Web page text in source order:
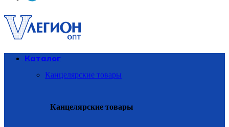
Каталог
Канцелярские товары
Канцелярские товары